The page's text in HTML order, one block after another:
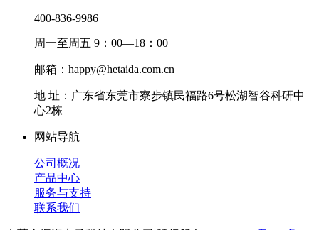
400-836-9986
周一至周五 9：00—18：00
邮箱：happy@hetaida.com.cn
地 址：广东省东莞市寮步镇民福路6号松湖智谷科研中
心2栋
网站导航
公司概况
产品中心
服务与支持
联系我们